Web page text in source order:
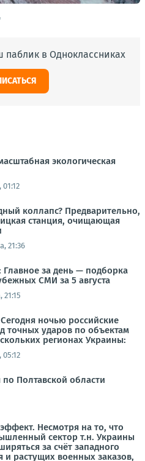
в Одноклассниках
экологическая
коллапс? Предварительно,
станция, очищающая
21:36
за день — подборка
СМИ за 5 августа
21:15
ночью российские
точных ударов по объектам
регионах Украины:
05:12
по Полтавской области
Несмотря на то, что
сектор т.н. Украины
за счёт западного
растущих военных заказов,